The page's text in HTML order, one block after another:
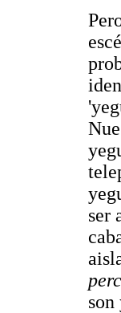
ser
son